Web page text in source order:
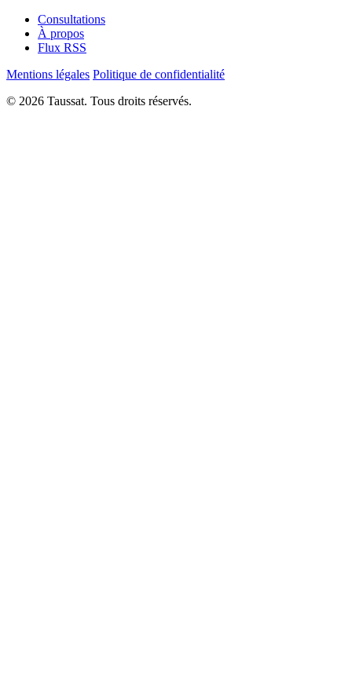
Consultations
À propos
Flux RSS
Mentions légales Politique de confidentialité
© 2026 Taussat. Tous droits réservés.